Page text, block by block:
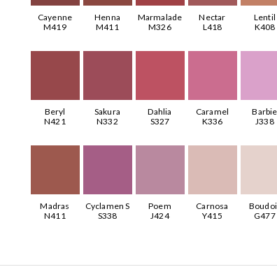
Cayenne
M419
Henna
M411
Marmalade
M326
Nectar
L418
Lentil
K408
Beryl
N421
Sakura
N332
Dahlia
S327
Caramel
K336
Barbie
J338
Madras
N411
Cyclamen S
S338
Poem
J424
Carnosa
Y415
G477